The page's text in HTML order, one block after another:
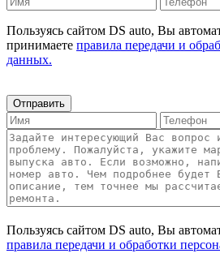
Пользуясь сайтом DS auto, Вы
принимаете правила передачи и
данных.
Отправить
Пользуясь сайтом DS auto, Вы
правила передачи и обработки